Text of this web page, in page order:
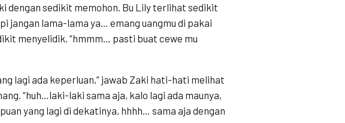
dengan sedikit memohon. Bu Lily terlihat sedikit
jangan lama-lama ya… emang uangmu di pakai
menyelidik. “hmmm… pasti buat cewe mu
lagi ada keperluan,” jawab Zaki hati-hati melihat
“huh…laki-laki sama aja, kalo lagi ada maunya,
yang lagi di dekatinya, hhhh… sama aja dengan